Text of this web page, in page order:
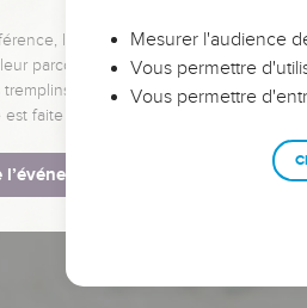
leaders, entrepreneurs, et
parcours et les clés pour avancer
Que vous guidiez un
faite pour vous.
Mesurer l'audience
Vous permettre
Vous permettre